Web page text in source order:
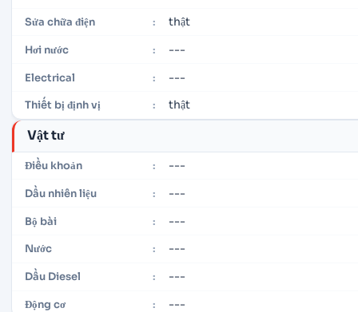
Sửa chữa điện : thật
Hơi nước : ---
Electrical : ---
Thiết bị định vị : thật
Vật tư
Điều khoản : ---
Dầu nhiên liệu : ---
Bộ bài : ---
Nước : ---
Dầu Diesel : ---
Động cơ : ---